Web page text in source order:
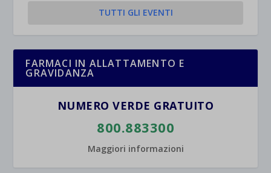
TUTTI GLI EVENTI
FARMACI IN ALLATTAMENTO E
GRAVIDANZA
NUMERO VERDE GRATUITO
800.883300
Maggiori informazioni